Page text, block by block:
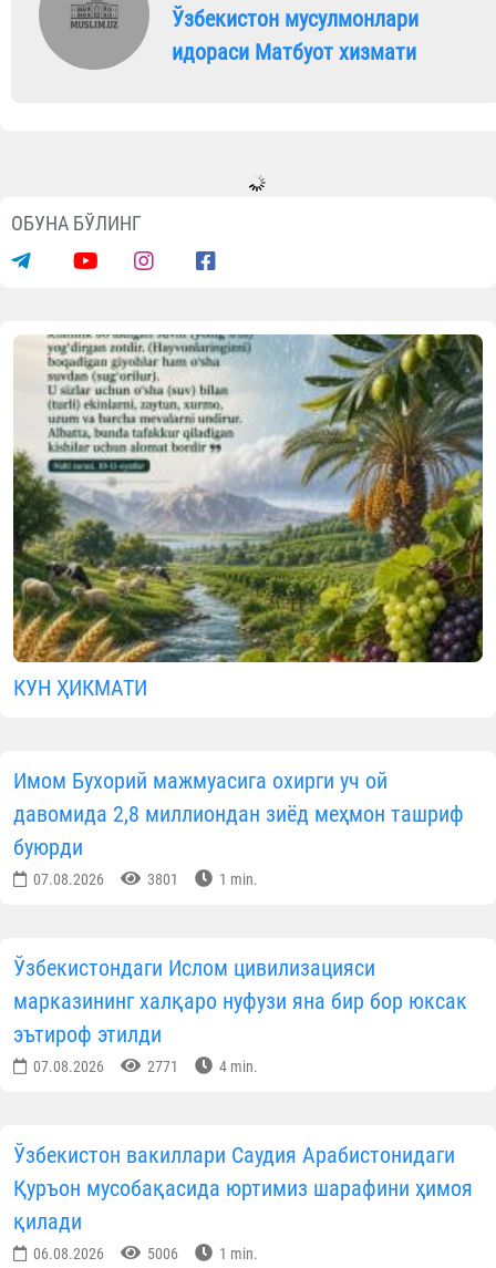
Ўзбекистон мусулмонлари
идораси Матбуот хизмати
ОБУНА БЎЛИНГ
КУН ҲИКМАТИ
Имом Бухорий мажмуасига охирги уч ой
давомида 2,8 миллиондан зиёд меҳмон ташриф
буюрди
07.08.2026 3801 1 min.
Ўзбекистондаги Ислом цивилизацияси
марказининг халқаро нуфузи яна бир бор юксак
эътироф этилди
07.08.2026 2771 4 min.
Ўзбекистон вакиллари Саудия Арабистонидаги
Қуръон мусобақасида юртимиз шарафини ҳимоя
қилади
06.08.2026 5006 1 min.